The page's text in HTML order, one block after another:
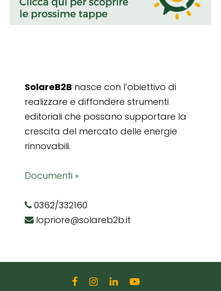
SolareB2B nasce con l’obiettivo di
realizzare e diffondere strumenti
editoriali che possano supportare la
crescita del mercato delle energie
rinnovabili.
Documenti »
0362/332160
lopriore@solareb2b.it